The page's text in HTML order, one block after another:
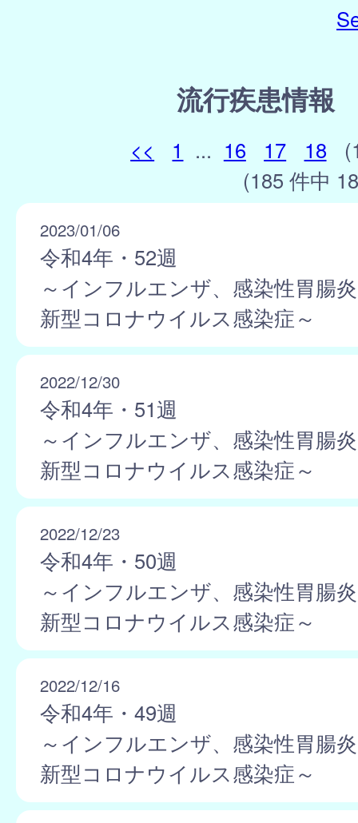
流行疾患情報
<< 1 ... 16 17 18
(185 件中
2023/01/06
令和4年・52週
～インフルエンザ、感染性胃腸
新型コロナウイルス感染症～
2022/12/30
令和4年・51週
～インフルエンザ、感染性胃腸
新型コロナウイルス感染症～
2022/12/23
令和4年・50週
～インフルエンザ、感染性胃腸
新型コロナウイルス感染症～
2022/12/16
令和4年・49週
～インフルエンザ、感染性胃腸
新型コロナウイルス感染症～